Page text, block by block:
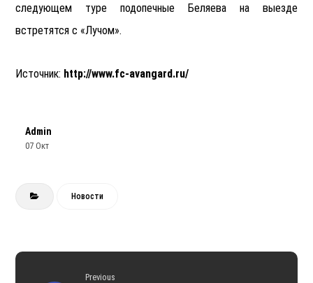
следующем туре подопечные Беляева на выезде
встретятся с «Лучом».
Источник: http://www.fc-avangard.ru/
Admin
07 Окт
Новости
Previous